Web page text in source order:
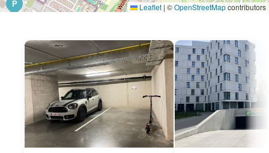
P
P
Leaflet | ©OpenStreetMapcontributors